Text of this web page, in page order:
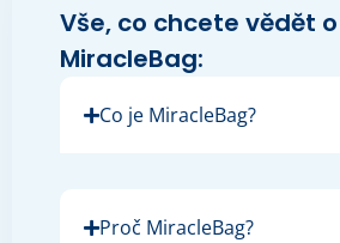
Vše, co chcete vědět o
MiracleBag:
Co je MiracleBag?
Proč MiracleBag?